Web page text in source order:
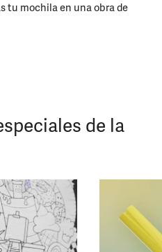
tu mochila en una obra de
de la